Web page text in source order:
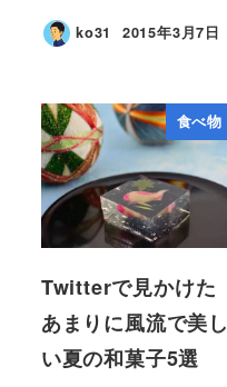
ko31 2015年3月7日
食べ物
Twitterで見かけた
あまりに風流で美し
い夏の和菓子5選